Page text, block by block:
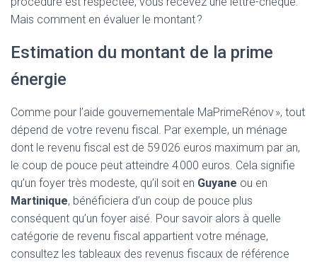
Mais comment en évaluer le montant ?
Estimation du montant de la prime
énergie
Comme pour l’aide gouvernementale MaPrimeRénov », tout
dépend de votre revenu fiscal. Par exemple, un ménage
dont le revenu fiscal est de 59 026 euros maximum par an,
le coup de pouce peut atteindre 4 000 euros. Cela signifie
qu’un foyer très modeste, qu’il soit en Guyane ou en
Martinique, bénéficiera d’un coup de pouce plus
conséquent qu’un foyer aisé. Pour savoir alors à quelle
catégorie de revenu fiscal appartient votre ménage,
consultez les tableaux des revenus fiscaux de référence